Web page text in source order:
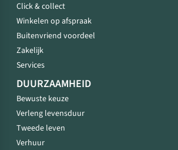
Click & collect
Winkelen op afspraak
Buitenvriend voordeel
Zakelijk
Services
DUURZAAMHEID
Bewuste keuze
Verleng levensduur
Tweede leven
Verhuur